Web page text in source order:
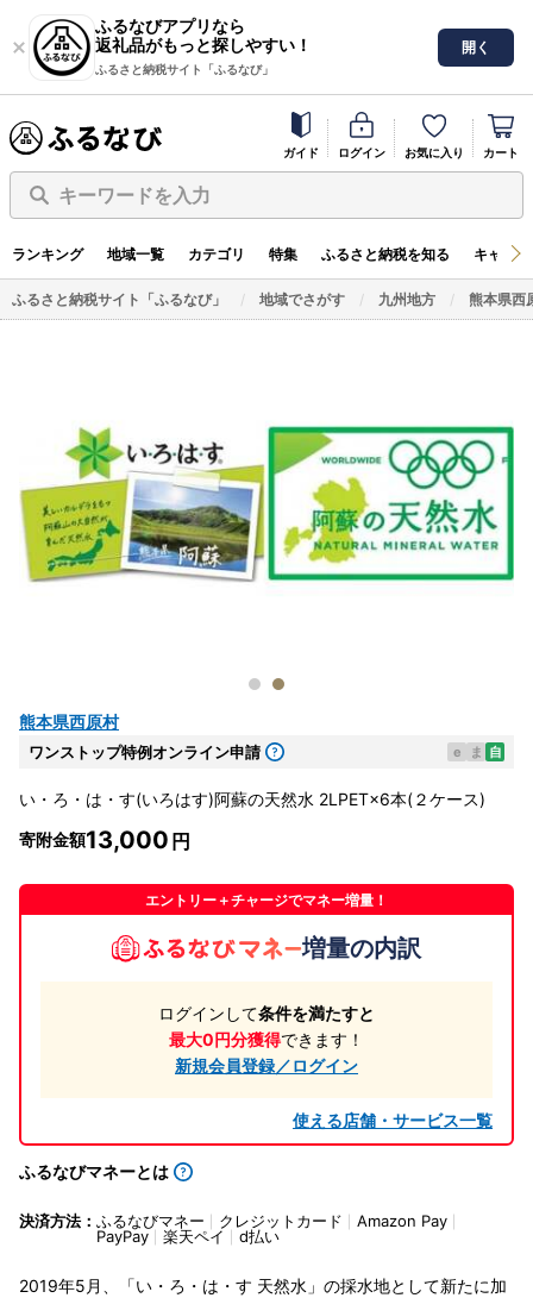
ふるなびアプリなら
返礼品がもっと探しやすい！
ふるさと納税サイト「ふるなび」
開く
ガイド ログイン お気に入り カート
キーワードを入力
ランキング 地域一覧 カテゴリ 特集 ふるさと納税を知る キャン
ふるさと納税サイト「ふるなび」 地域でさがす 九州地方 熊本県西
熊本県西原村
ワンストップ特例オンライン申請 e ま 自
い・ろ・は・す(いろはす)阿蘇の天然水 2LPET×6本(２ケース)
寄附金額13,000
エントリー＋チャージでマネー増量！
増量の内訳
ログインして条件を満たすと
最大0円分獲得できます！
新規会員登録／ログイン
使える店舗・サービス一覧
ふるなびマネーとは
決済方法： ふるなびマネー クレジットカード
Amazon Pay
PayPay
楽天ペイ d払い
2019年5月、「い・ろ・は・す 天然水」の採水地として新たに加